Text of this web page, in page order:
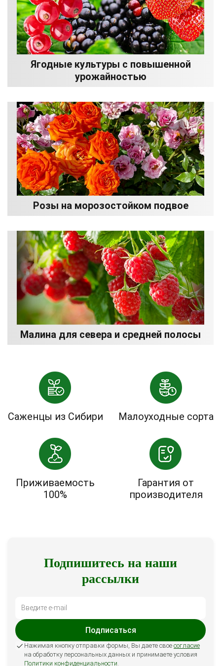
Ягодные культуры с повышенной
урожайностью
Розы на морозостойком подвое
Малина для севера и средней полосы
Саженцы из Сибири Малоуходные сорта
Приживаемость
100%
Гарантия от
производителя
Подпишитесь на наши
рассылки
Подписаться
Нажимая кнопку отправки формы, Вы даете свое согласие
на обработку персональных данных и принимаете условия
Политики конфиденциальности.